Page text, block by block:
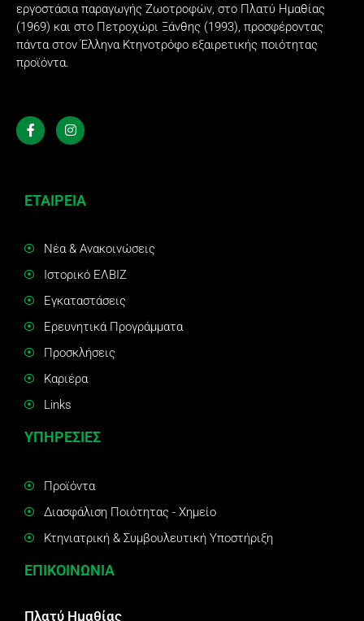
εργοστάσια παραγωγής Ζωοτροφών, στο Πλατύ Ημαθίας
(1969) και στο Πετροχώρι Ξάνθης (1993), προσφέροντας
πάντα στον Έλληνα Κτηνοτρόφο εξαιρετικής ποιότητας
προϊόντα.
ΕΤΑΙΡΕΙΑ
Νέα & Ανακοινώσεις
Ιστορικό ΕΛΒΙΖ
Εγκαταστάσεις
Ερευνητικά Προγράμματα
Προσκλήσεις
Καριέρα
Links
ΥΠΗΡΕΣΙΕΣ
Προϊόντα
Διασφάλιση Ποιότητας - Χημείο
Κτηνιατρική & Συμβουλευτική Υποστήριξη
ΕΠΙΚΟΙΝΩΝΙΑ
Πλατύ Ημαθίας